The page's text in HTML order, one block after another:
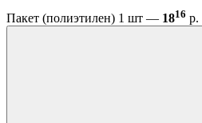
Пакет (полиэтилен) 1 шт — 1816 р.